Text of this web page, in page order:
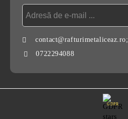
contact@rafturimetaliceaz.ro;
0722294088
GDPR